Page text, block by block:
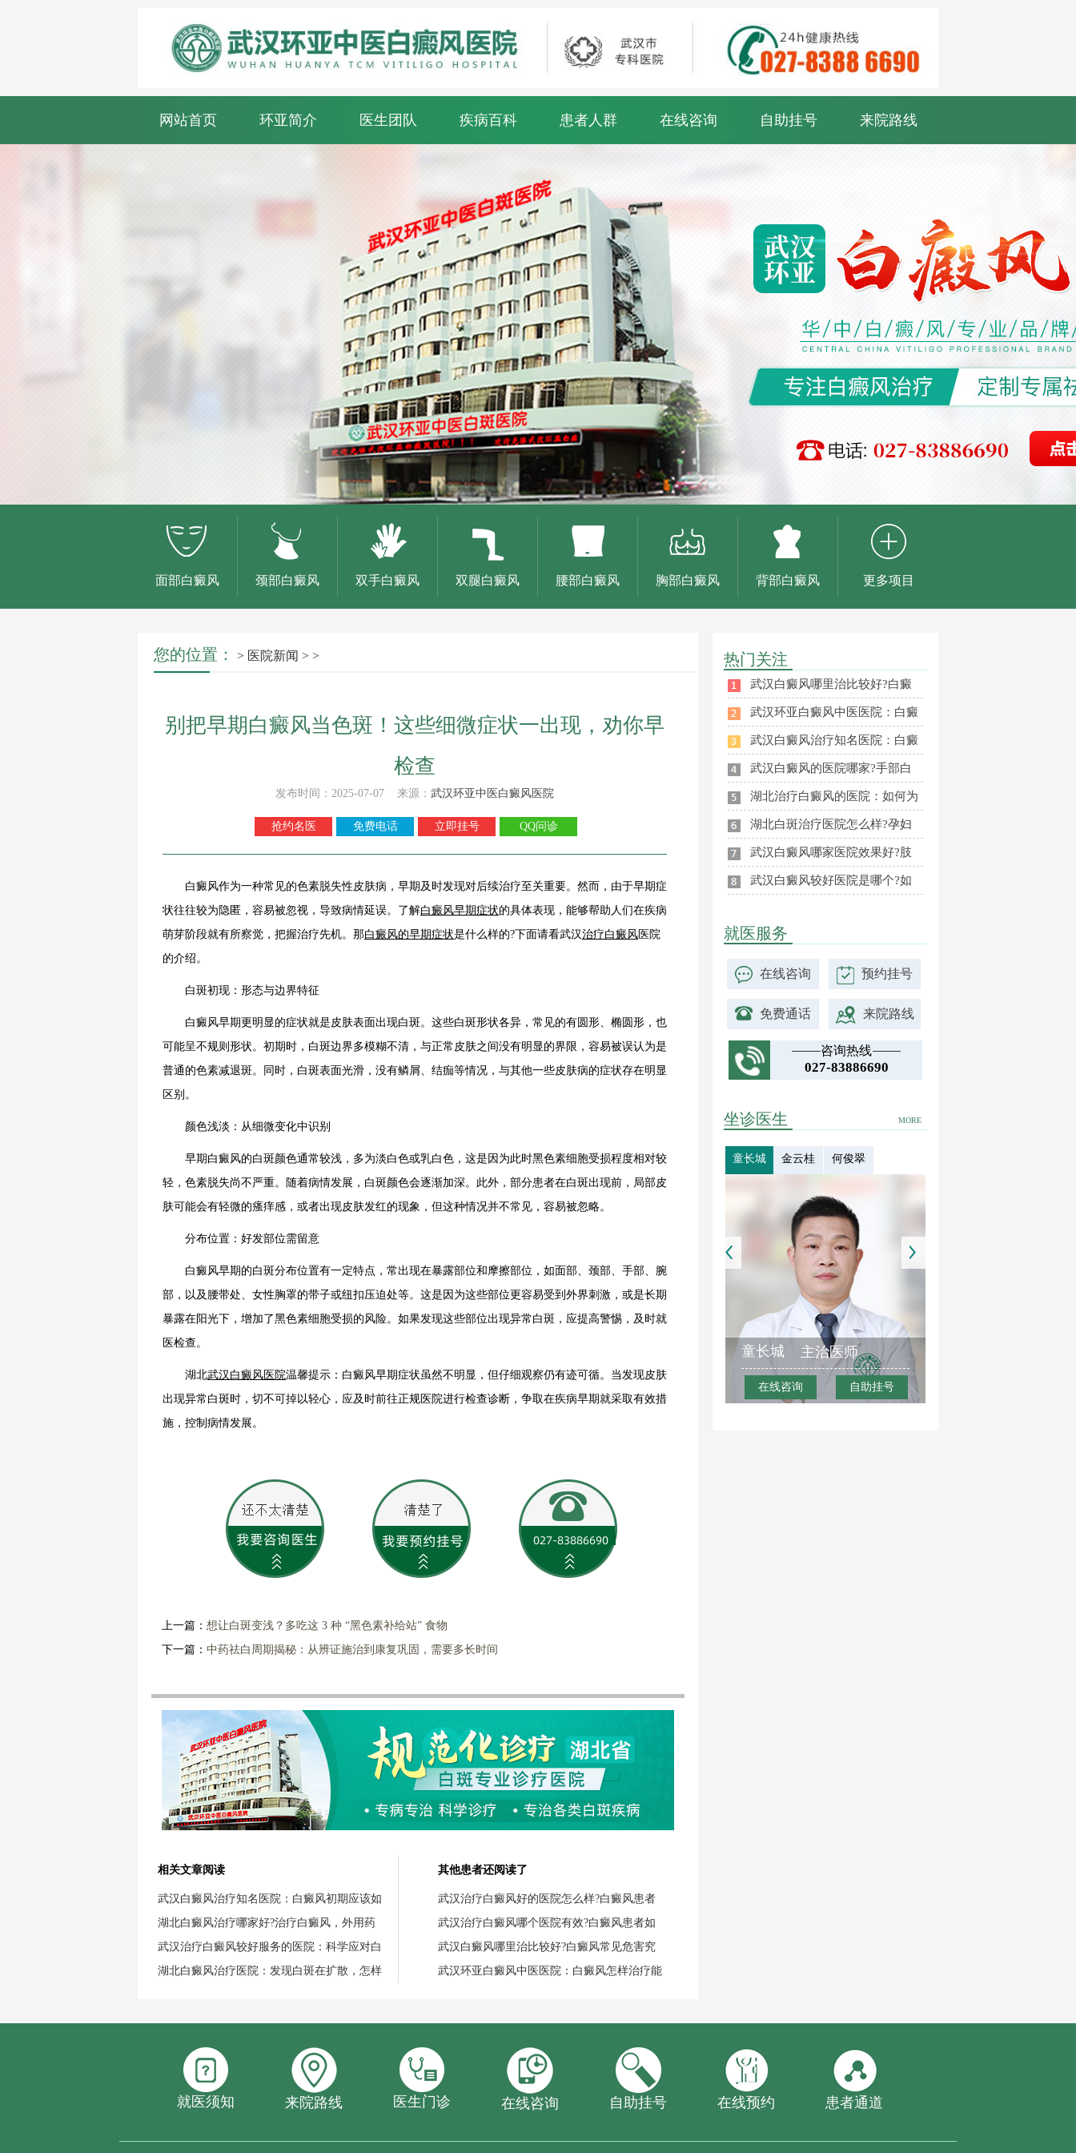
网站首页 环亚简介 医生团队 疾病百科 患者人群 在线咨询 自助挂号 来院路线
面部白癜风 颈部白癜风 双手白癜风 双腿白癜风 腰部白癜风 胸部白癜风 背部白癜风 更多项目
您的位置： > 医院新闻 > >
别把早期白癜风当色斑！这些细微症状一出现，劝你早
检查
发布时间：2025-07-07 来源： 武汉环亚中医白癜风医院
抢约名医 免费电话 立即挂号 QQ问诊
白癜风作为一种常见的色素脱失性皮肤病，早期及时发现对后续治疗至关重要。然而，由于早期症
状往往较为隐匿，容易被忽视，导致病情延误。了解白癜风早期症状的具体表现，能够帮助人们在疾病
萌芽阶段就有所察觉，把握治疗先机。那白癜风的早期症状是什么样的?下面请看武汉治疗白癜风 医院
的介绍。
白斑初现：形态与边界特征
白癜风早期更明显的症状就是皮肤表面出现白斑。这些白斑形状各异，常见的有圆形、椭圆形，也
可能呈不规则形状。初期时，白斑边界多模糊不清，与正常皮肤之间没有明显的界限，容易被误认为是
普通的色素减退斑。同时，白斑表面光滑，没有鳞屑、结痂等情况，与其他一些皮肤病的症状存在明显
区别。
颜色浅淡：从细微变化中识别
早期白癜风的白斑颜色通常较浅，多为淡白色或乳白色，这是因为此时黑色素细胞受损程度相对较
轻，色素脱失尚不严重。随着病情发展，白斑颜色会逐渐加深。此外，部分患者在白斑出现前，局部皮
肤可能会有轻微的瘙痒感，或者出现皮肤发红的现象，但这种情况并不常见，容易被忽略。
分布位置：好发部位需留意
白癜风早期的白斑分布位置有一定特点，常出现在暴露部位和摩擦部位，如面部、颈部、手部、腕
部，以及腰带处、女性胸罩的带子或纽扣压迫处等。这是因为这些部位更容易受到外界刺激，或是长期
暴露在阳光下，增加了黑色素细胞受损的风险。如果发现这些部位出现异常白斑，应提高警惕，及时就
医检查。
湖北武汉白癜风医院温馨提示：白癜风早期症状虽然不明显，但仔细观察仍有迹可循。当发现皮肤
出现异常白斑时，切不可掉以轻心，应及时前往正规医院进行检查诊断，争取在疾病早期就采取有效措
施，控制病情发展。
上一篇： 想让白斑变浅？多吃这 3 种 “黑色素补给站” 食物
下一篇： 中药祛白周期揭秘：从辨证施治到康复巩固，需要多长时间
相关文章阅读
武汉白癜风治疗知名医院：白癜风初期应该如
湖北白癜风治疗哪家好?治疗白癜风，外用药
武汉治疗白癜风较好服务的医院：科学应对白
湖北白癜风治疗医院：发现白斑在扩散，怎样
其他患者还阅读了
武汉治疗白癜风好的医院怎么样?白癜风患者
武汉治疗白癜风哪个医院有效?白癜风患者如
武汉白癜风哪里治比较好?白癜风常见危害究
武汉环亚白癜风中医医院：白癜风怎样治疗能
热门关注
武汉白癜风哪里治比较好?白癜
武汉环亚白癜风中医医院：白癜
武汉白癜风治疗知名医院：白癜
武汉白癜风的医院哪家?手部白
湖北治疗白癜风的医院：如何为
湖北白斑治疗医院怎么样?孕妇
武汉白癜风哪家医院效果好?肢
武汉白癜风较好医院是哪个?如
就医服务
在线咨询 预约挂号
免费通话 来院路线
咨询热线
027-83886690
MORE
坐诊医生
童长城 金云桂 何俊翠
童长城 主治医师
在线咨询 自助挂号
就医须知 来院路线 医生门诊 在线咨询 自助挂号 在线预约 患者通道